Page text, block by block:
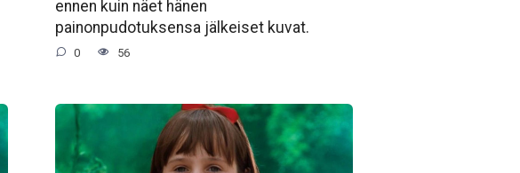
ennen kuin näet hänen
painonpudotuksensa jälkeiset kuvat.
0 56